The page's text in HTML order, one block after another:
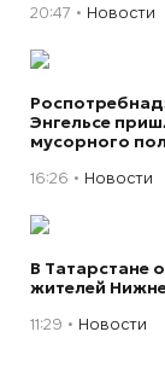
20:47 Новости
Энгельсе
мусорного
16:26 Новости
В Татарстане
жителей
11:29 Новости